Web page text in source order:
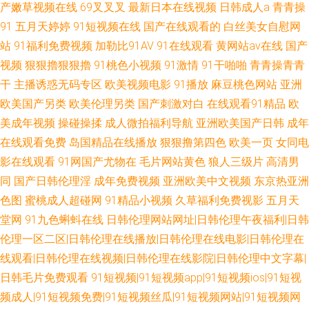
产嫩草视频在线 69叉叉叉 最新日本在线视频 日韩成人a 青青操
91 五月天婷婷 91短视频在线 国产在线观看的 白丝美女自慰网
站 91福利免费视频 加勒比91AV 91在线观看 黄网站av在线 国产
视频 狠狠擼狠狠擼 91桃色小视频 91激情 91干啪啪 青青操青青
干 主播诱惑无码专区 欧美视频电影 91播放 麻豆桃色网站 亚洲
欧美国产另类 欧美伦理另类 国产刺激对白 在线观看91精品 欧
美成年视频 操碰操揉 成人微拍福利导航 亚洲欧美国产日韩 成年
在线观看免费 岛国精品在线播放 狠狠撸第四色 欧美一页 女同电
影在线观看 91网国产尤物在 毛片网站黄色 狼人三级片 高清男
同 国产日韩伦理淫 成年免费视频 亚洲欧美中文视频 东京热亚洲
色图 蜜桃成人超碰网 91精品小视频 久草福利免费视影 五月天
堂网 91九色蝌蚪在线 日韩伦理网站网址|日韩伦理午夜福利|日韩
伦理一区二区|日韩伦理在线播放|日韩伦理在线电影|日韩伦理在
线观看|日韩伦理在线视频|日韩伦理在线影院|日韩伦理中文字幕|
日韩毛片免费观看 91短视频|91短视频app|91短视频ios|91短视
频成人|91短视频免费|91短视频丝瓜|91短视频网站|91短视频网